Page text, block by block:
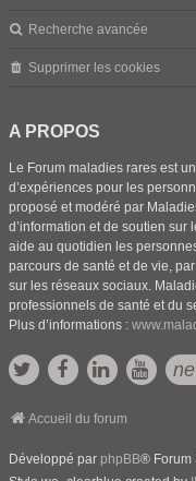
Recherche avancée
Supprimer les cookies
A PROPOS
Le Forum maladies rares est
d’expériences pour les
proposé et modéré par
d’information et de soutien
aide au quotidien les
parcours de santé et de vie,
sur les réseaux sociaux.
professionnels de santé et du
Plus d’informations :
Accueil du forum
Développé par phpBB® Forum